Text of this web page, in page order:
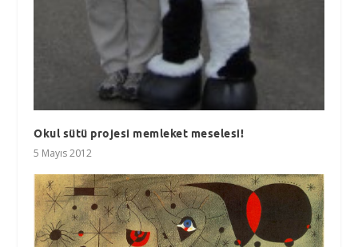
Okul sütü projesi memleket meselesi!
5 Mayıs 2012